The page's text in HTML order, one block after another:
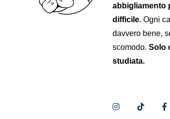
abbigliamento
difficile. Ogni
davvero bene,
scomodo. Solo
studiata.